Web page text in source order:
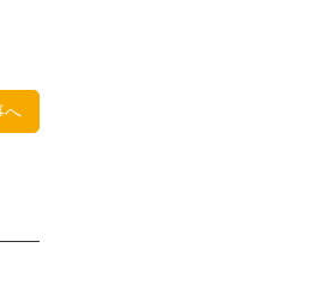
へ